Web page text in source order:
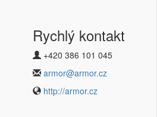
pásky
Rychlý kontakt
+420 386 101 045
armor@armor.cz
http://armor.cz